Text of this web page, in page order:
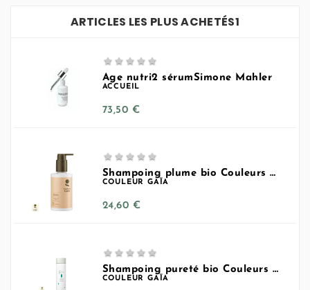
ARTICLES LES PLUS ACHETÉS1
    
Age nutri2 sérumSimone Mahler
ACCUEIL
73,50 €
    
Shampoing plume bio Couleurs Gaia
COULEUR GAÏA
24,60 €Prix
    
Shampoing pureté bio Couleurs Gaîa
COULEUR GAÏA